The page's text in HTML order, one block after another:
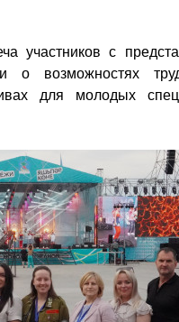
участников с
о возможностях
для молодых